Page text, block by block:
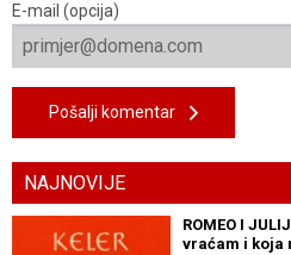
E-mail (opcija)
Pošalji komentar
NAJNOVIJE
ROMEO I
vraćam i koja